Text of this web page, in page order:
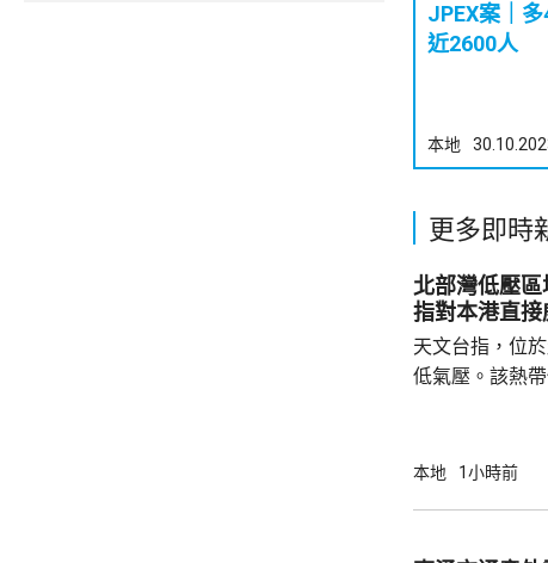
JPEX案｜
近2600人
本地
更多即時
北部灣低壓
指對本港直接
天文台指，位
低氣壓。該熱
採取靠近廣東
本地 1小時前